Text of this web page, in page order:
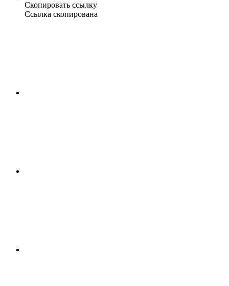
Скопировать ссылку
Ссылка скопирована